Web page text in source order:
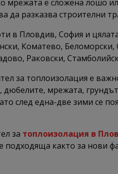
мрежата е сложена лошо
да разказва строителни
в Пловдив, София и
Коматево, Беломорски,
Раковски,
за топлоизолация е
дюбелите, мрежата,
след една-две зими се
за топлоизолация в
подходяща както за нови